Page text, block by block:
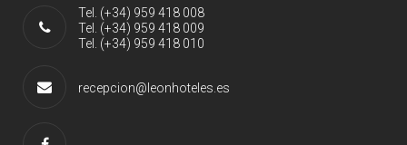
Tel. (+34) 959 418 008
Tel. (+34) 959 418 009
Tel. (+34) 959 418 010
recepcion@leonhoteles.es